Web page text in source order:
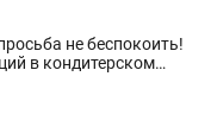
не беспокоить!
в кондитерском
качества.